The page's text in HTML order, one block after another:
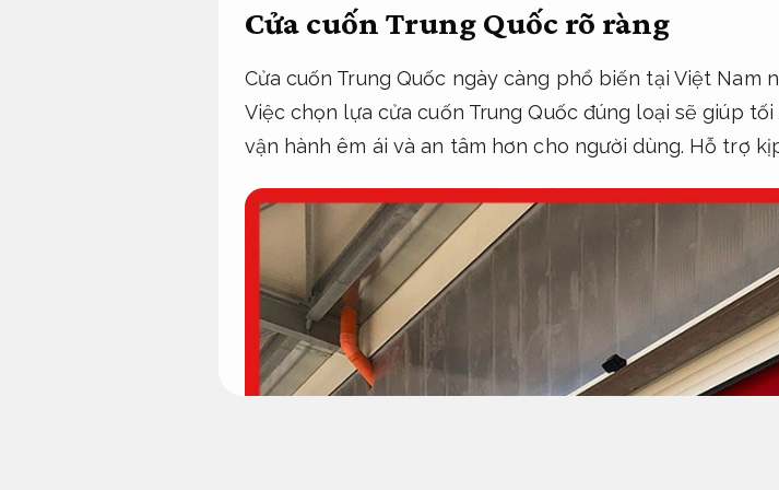
Cửa cuốn Trung Quốc rõ ràng
Cửa cuốn Trung Quốc ngày càng phổ biến tại Việt Nam
Việc chọn lựa cửa cuốn Trung Quốc đúng loại sẽ giúp
vận hành êm ái và an tâm hơn cho người dùng. Hỗ trợ